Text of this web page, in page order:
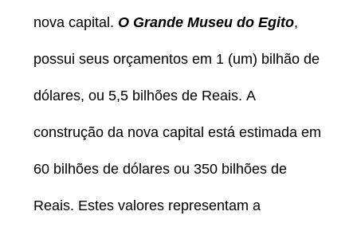
nova capital. O Grande Museu do Egito,
possui seus orçamentos em 1 (um) bilhão de
dólares, ou 5,5 bilhões de Reais. A
construção da nova capital está estimada em
60 bilhões de dólares ou 350 bilhões de
Reais. Estes valores representam a